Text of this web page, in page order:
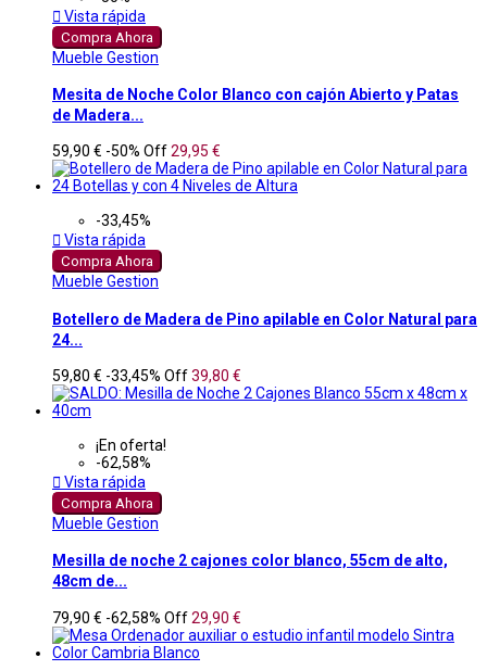
 Vista rápida
Compra Ahora
Mueble Gestion
Mesita de Noche Color Blanco con cajón Abierto y Patas
de Madera...
59,90 € -50% Off29,95 €
-33,45%
 Vista rápida
Compra Ahora
Mueble Gestion
Botellero de Madera de Pino apilable en Color Natural para
24...
59,80 € -33,45% Off39,80 €
¡En oferta!
-62,58%
 Vista rápida
Compra Ahora
Mueble Gestion
Mesilla de noche 2 cajones color blanco, 55cm de alto,
48cm de...
79,90 € -62,58% Off29,90 €